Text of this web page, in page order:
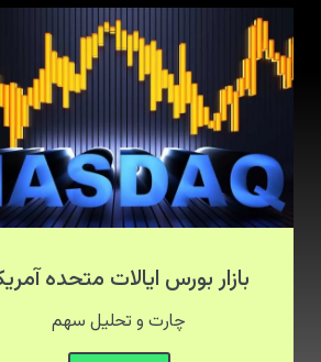
بازار بورس ایالات متحده
چارت و تحلیل سهم